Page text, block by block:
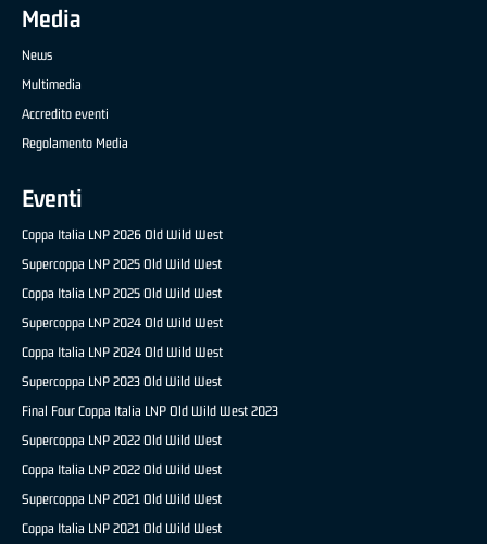
Media
News
Multimedia
Accredito eventi
Regolamento Media
Eventi
Coppa Italia LNP 2026 Old Wild West
Supercoppa LNP 2025 Old Wild West
Coppa Italia LNP 2025 Old Wild West
Supercoppa LNP 2024 Old Wild West
Coppa Italia LNP 2024 Old Wild West
Supercoppa LNP 2023 Old Wild West
Final Four Coppa Italia LNP Old Wild West 2023
Supercoppa LNP 2022 Old Wild West
Coppa Italia LNP 2022 Old Wild West
Supercoppa LNP 2021 Old Wild West
Coppa Italia LNP 2021 Old Wild West